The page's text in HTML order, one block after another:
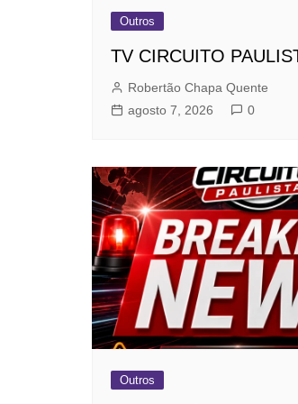
Outros
TV CIRCUITO
Robertão Chapa Quente
agosto 7, 2026
0
Outros